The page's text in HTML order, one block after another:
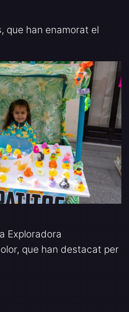
que han enamorat el
Exploradora
que han destacat per